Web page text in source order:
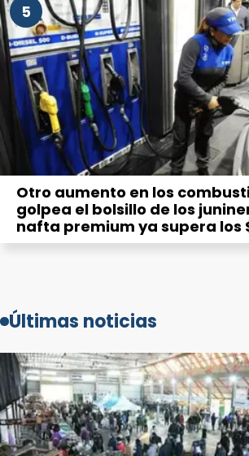
5
Otro aumento en los
golpea el bolsillo de los
nafta premium ya supera los
Últimas noticias